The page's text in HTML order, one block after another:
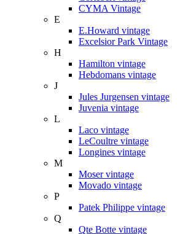
CYMA Vintage
E
E.Howard vintage
Excelsior Park Vintage
H
Hamilton vintage
Hebdomans vintage
J
Jules Jurgensen vintage
Juvenia vintage
L
Laco vintage
LeCoultre vintage
Longines vintage
M
Moser vintage
Movado vintage
P
Patek Philippe vintage
Q
Qte Botte vintage